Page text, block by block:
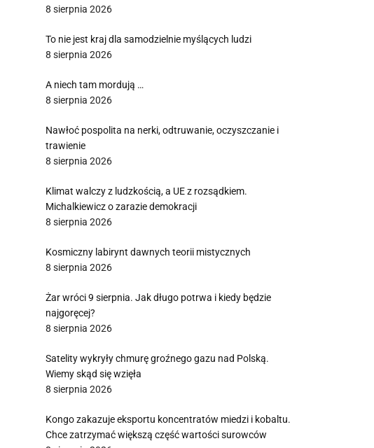
8 sierpnia 2026
To nie jest kraj dla samodzielnie myślących ludzi
8 sierpnia 2026
A niech tam mordują …
8 sierpnia 2026
Nawłoć pospolita na nerki, odtruwanie, oczyszczanie i
trawienie
8 sierpnia 2026
Klimat walczy z ludzkością, a UE z rozsądkiem.
Michalkiewicz o zarazie demokracji
8 sierpnia 2026
Kosmiczny labirynt dawnych teorii mistycznych
8 sierpnia 2026
Żar wróci 9 sierpnia. Jak długo potrwa i kiedy będzie
najgoręcej?
8 sierpnia 2026
Satelity wykryły chmurę groźnego gazu nad Polską.
Wiemy skąd się wzięła
8 sierpnia 2026
Kongo zakazuje eksportu koncentratów miedzi i kobaltu.
Chce zatrzymać większą część wartości surowców